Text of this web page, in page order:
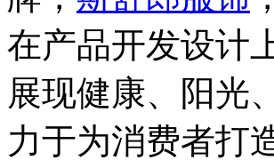
在产品开发设计
展现健康、阳光
力于为消费者打